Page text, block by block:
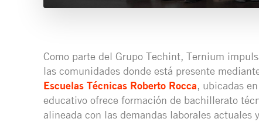
Como parte del Grupo Techint, Ternium
las comunidades donde está presente
Escuelas Técnicas Roberto Rocca, ubicadas
educativo ofrece formación de bachillerato
alineada con las demandas laborales actuales